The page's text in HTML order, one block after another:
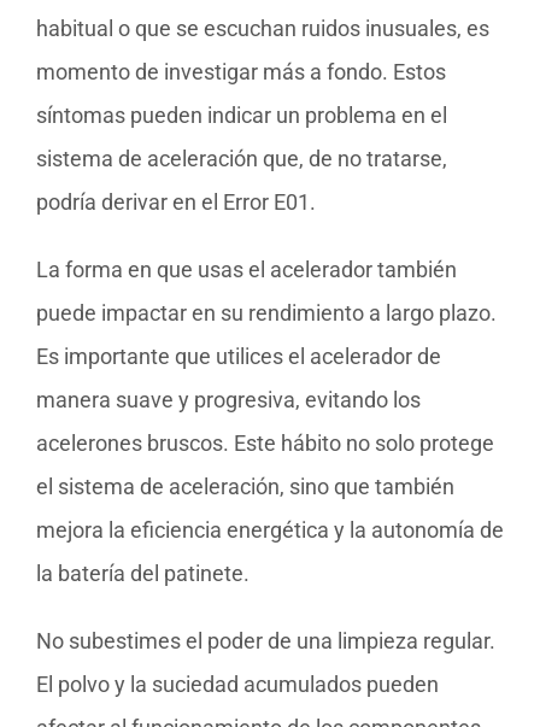
habitual o que se escuchan ruidos inusuales, es
momento de investigar más a fondo. Estos
síntomas pueden indicar un problema en el
sistema de aceleración que, de no tratarse,
podría derivar en el Error E01.
La forma en que usas el acelerador también
puede impactar en su rendimiento a largo plazo.
Es importante que utilices el acelerador de
manera suave y progresiva, evitando los
acelerones bruscos. Este hábito no solo protege
el sistema de aceleración, sino que también
mejora la eficiencia energética y la autonomía de
la batería del patinete.
No subestimes el poder de una limpieza regular.
El polvo y la suciedad acumulados pueden